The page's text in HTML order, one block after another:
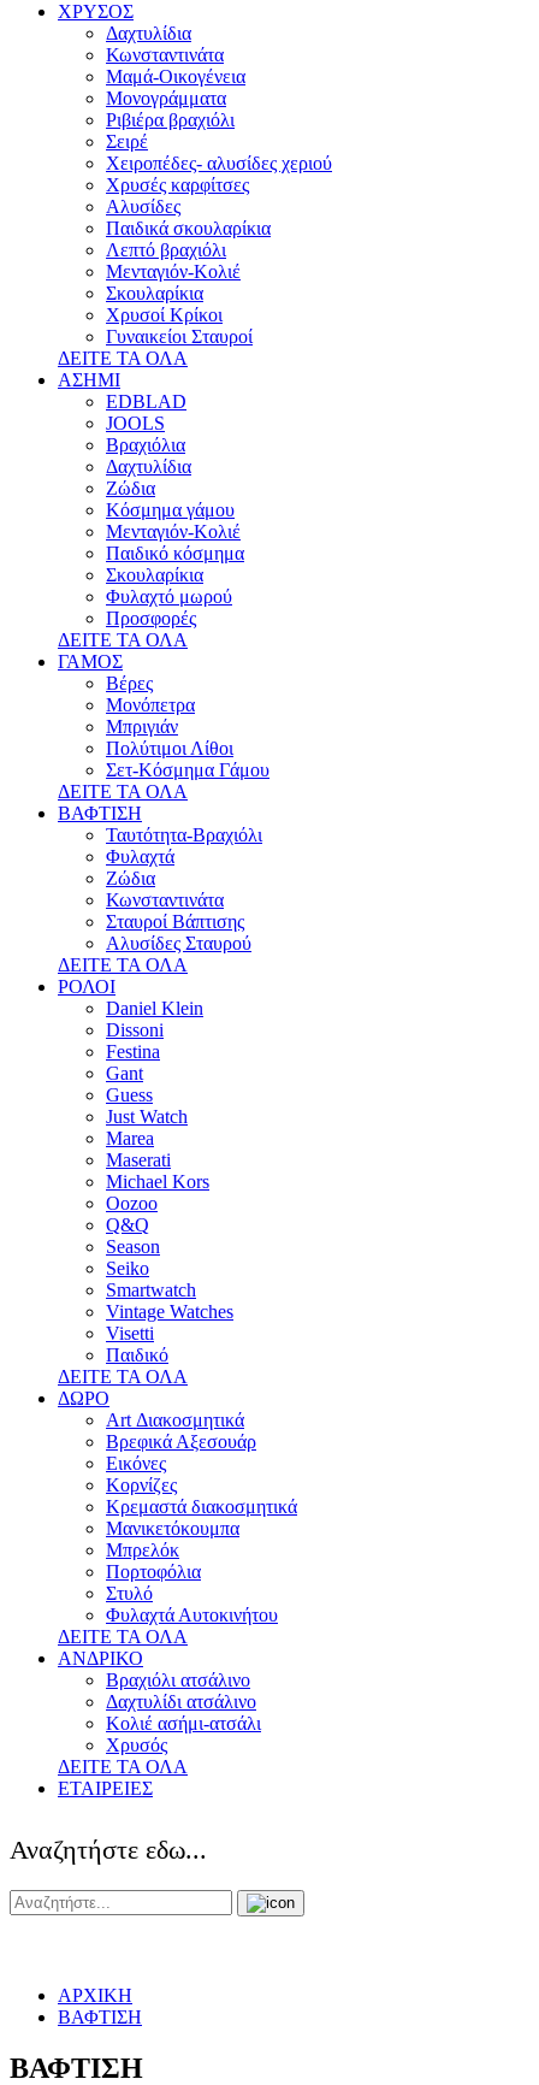
ΧΡΥΣΟΣ
Δαχτυλίδια
Κωνσταντινάτα
Μαμά-Οικογένεια
Μονογράμματα
Ριβιέρα βραχιόλι
Σειρέ
Χειροπέδες- αλυσίδες χεριού
Χρυσές καρφίτσες
Αλυσίδες
Παιδικά σκουλαρίκια
Λεπτό βραχιόλι
Μενταγιόν-Κολιέ
Σκουλαρίκια
Χρυσοί Κρίκοι
Γυναικείοι Σταυροί
ΔΕΙΤΕ ΤΑ ΟΛΑ
ΑΣΗΜΙ
EDBLAD
JOOLS
Βραχιόλια
Δαχτυλίδια
Ζώδια
Κόσμημα γάμου
Μενταγιόν-Κολιέ
Παιδικό κόσμημα
Σκουλαρίκια
Φυλαχτό μωρού
Προσφορές
ΔΕΙΤΕ ΤΑ ΟΛΑ
ΓΑΜΟΣ
Βέρες
Μονόπετρα
Μπριγιάν
Πολύτιμοι Λίθοι
Σετ-Κόσμημα Γάμου
ΔΕΙΤΕ ΤΑ ΟΛΑ
ΒΑΦΤΙΣΗ
Ταυτότητα-Βραχιόλι
Φυλαχτά
Ζώδια
Κωνσταντινάτα
Σταυροί Βάπτισης
Αλυσίδες Σταυρού
ΔΕΙΤΕ ΤΑ ΟΛΑ
ΡΟΛΟΙ
Daniel Klein
Dissoni
Festina
Gant
Guess
Just Watch
Marea
Maserati
Michael Kors
Oozoo
Q&Q
Season
Seiko
Smartwatch
Vintage Watches
Visetti
Παιδικό
ΔΕΙΤΕ ΤΑ ΟΛΑ
ΔΩΡΟ
Art Διακοσμητικά
Βρεφικά Αξεσουάρ
Εικόνες
Κορνίζες
Κρεμαστά διακοσμητικά
Μανικετόκουμπα
Μπρελόκ
Πορτοφόλια
Στυλό
Φυλαχτά Αυτοκινήτου
ΔΕΙΤΕ ΤΑ ΟΛΑ
ΑΝΔΡΙΚΟ
Βραχιόλι ατσάλινο
Δαχτυλίδι ατσάλινο
Κολιέ ασήμι-ατσάλι
Χρυσός
ΔΕΙΤΕ ΤΑ ΟΛΑ
ΕΤΑΙΡΕΙΕΣ
Αναζητήστε εδω...
ΑΡΧΙΚΗ
ΒΑΦΤΙΣΗ
ΒΑΦΤΙΣΗ